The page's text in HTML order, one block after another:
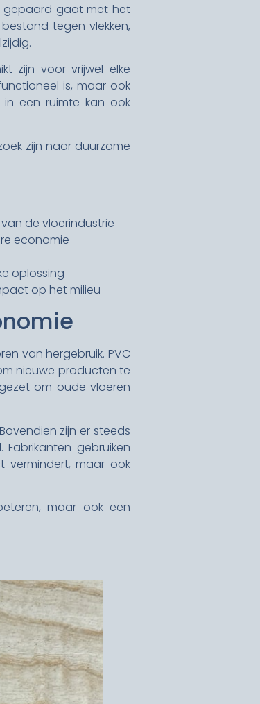
gepaard gaat met het
tegen vlekken,
zijn voor vrijwel elke
is, maar ook
in een ruimte kan ook
zijn naar duurzame
de vloerindustrie
economie
oplossing
op het milieu
van hergebruik. PVC
nieuwe producten te
om oude vloeren
zijn er steeds
gebruiken
vermindert, maar ook
maar ook een